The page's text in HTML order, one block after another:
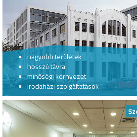
nagyobb területek
hosszú távra
minőségi környezet
irodaházi szolgáltatások